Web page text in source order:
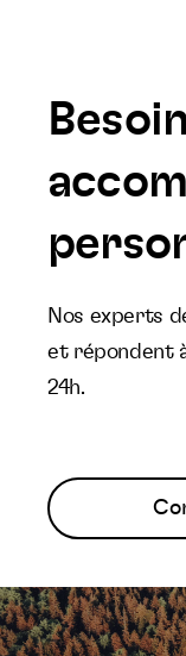
Nos experts
et répondent
24h.